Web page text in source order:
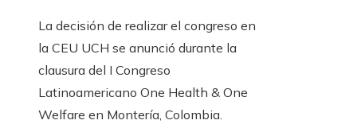
La decisión de realizar el congreso en
la CEU UCH se anunció durante la
clausura del I Congreso
Latinoamericano One Health & One
Welfare en Montería, Colombia.